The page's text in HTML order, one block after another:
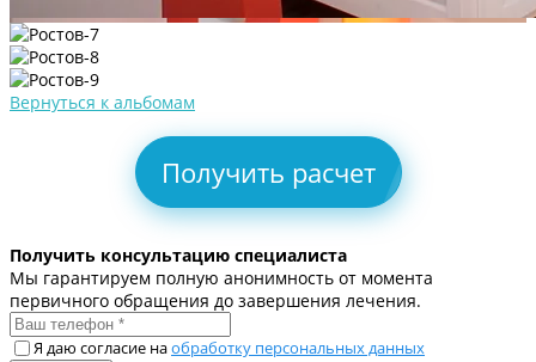
Вернуться к альбомам
Получить расчет
Получить консультацию специалиста
Мы гарантируем полную анонимность от момента
первичного обращения до завершения лечения.
Я даю согласие наобработку персональных данных